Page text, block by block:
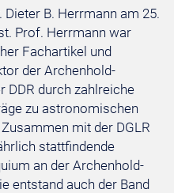
B. Herrmann am 25.
Prof. Herrmann war
Fachartikel und
der Archenhold-
DDR durch zahlreiche
zu astronomischen
mit der DGLR
stattfindende
an der Archenhold-
entstand auch der Band